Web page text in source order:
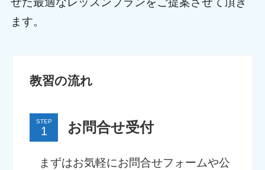
ます。
教習の流れ
STEP お問合せ受付
まずはお気軽にお問合せフォームや公